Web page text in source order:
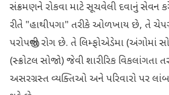
સંક્રમણને રોકવા માટે સૂચવેલી દવાનું સેવન
રીતે "હાથીપગા" તરીકે ઓળખાય છે, તે
પરોપજીવી રોગ છે. તે લિમ્ફોએડેમા (અંગોમાં
(સ્ક્રોટલ સોજો) જેવી શારીરિક
અસરગ્રસ્ત વ્યક્તિઓ અને પરિવારો પર